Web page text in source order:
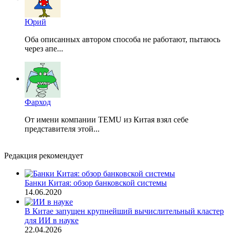
Юрий
Оба описанных автором способа не работают, пытаюсь
через апе...
Фарход
От имени компании TEMU из Китая взял себе
представителя этой...
Редакция рекомендует
Банки Китая: обзор банковской системы
14.06.2020
В Китае запущен крупнейший вычислительный кластер
для ИИ в науке
22.04.2026